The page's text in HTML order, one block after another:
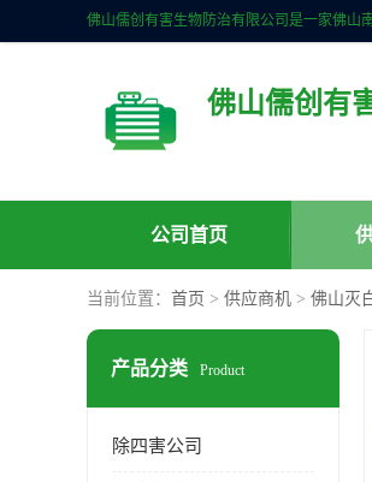
佛山儒创有
公司首页
当前位置： 首页 > 供应商机 > 佛山灭
产品分类 Product
除四害公司